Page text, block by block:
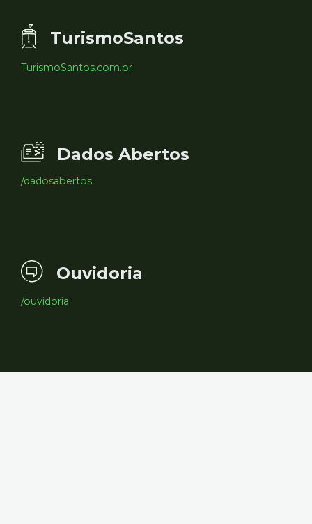
TurismoSantos
TurismoSantos.com.br
Dados Abertos
/dadosabertos
Ouvidoria
/ouvidoria